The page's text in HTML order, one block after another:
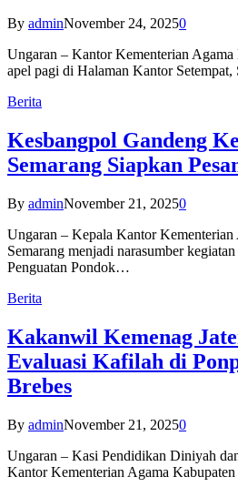
By adminNovember 24, 20250
Ungaran – Kantor Kementerian Agama
apel pagi di Halaman Kantor
Berita
Kesbangpol Gandeng
Semarang Siapkan
By adminNovember 21, 20250
Ungaran – Kepala Kantor Kementerian
Semarang menjadi narasumber
Penguatan Pondok…
Berita
Kakanwil Kemenag
Evaluasi Kafilah di
Brebes
By adminNovember 21, 20250
Ungaran – Kasi Pendidikan Diniyah
Kantor Kementerian Agama